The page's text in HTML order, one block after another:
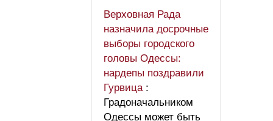
Верховная Рада
назначила досрочные
выборы городского
головы Одессы:
нардепы поздравили
Гурвица :
Градоначальником
Одессы может быть